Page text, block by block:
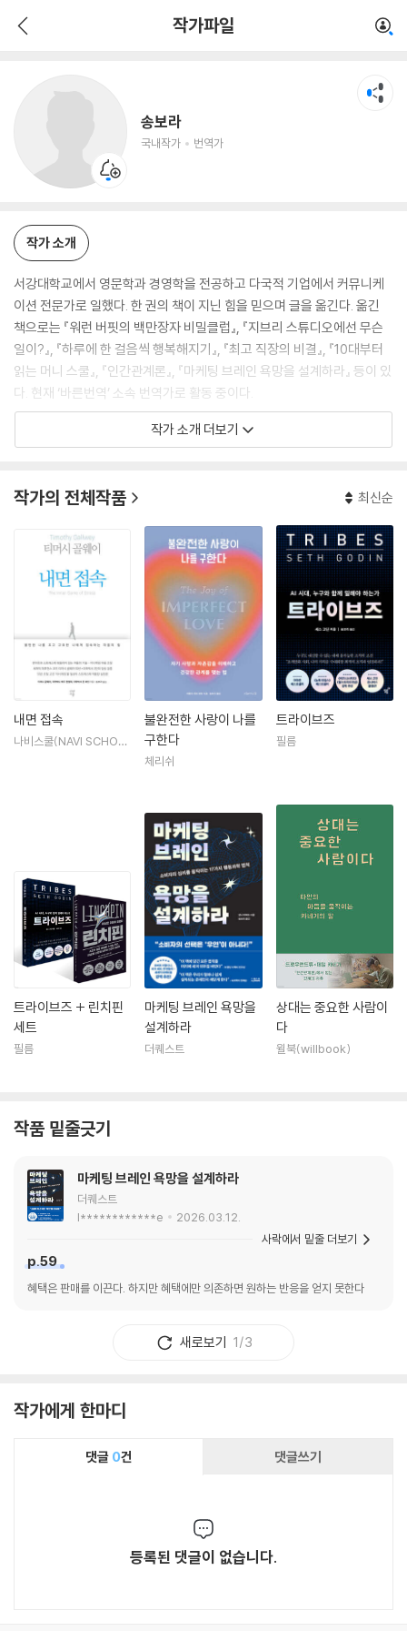
작가파일
송보라
국내작가 번역가
작가 소개
서강대학교에서 영문학과 경영학을 전공하고 다국적 기업에서 커뮤니케
이션 전문가로 일했다. 한 권의 책이 지닌 힘을 믿으며 글을 옮긴다. 옮긴
책으로는 『워런 버핏의 백만장자 비밀클럽』, 『지브리 스튜디오에선 무슨
일이?』, 『하루에 한 걸음씩 행복해지기』, 『최고 직장의 비결』, 『10대부터
읽는 머니 스쿨』, 『인간관계론』, 『마케팅 브레인 욕망을 설계하라』 등이 있
다. 현재 ‘바른번역’ 소속 번역가로 활동 중이다.
작가 소개 더보기
작가의 전체작품 최신순
내면 접속
나비스쿨(NAVI SCHOO
불완전한 사랑이 나를
구한다
체리쉬
트라이브즈
필름
트라이브즈 + 린치핀
세트
필름
마케팅 브레인 욕망을
설계하라
더퀘스트
상대는 중요한 사람이
다
윌북(willbook)
작품 밑줄긋기
마케팅 브레인 욕망을 설계하라
더퀘스트
l************e
2026.03.12.
p.59
혜택은 판매를 이끈다. 하지만 혜택에만 의존하면 원하는 반응을 얻지 못한다
사락에서 밑줄 더보기
새로보기 1/3
작가에게 한마디
댓글 0건 댓글쓰기
등록된 댓글이 없습니다.